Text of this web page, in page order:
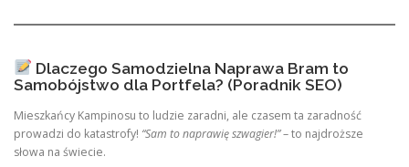
Dlaczego Samodzielna Naprawa Bram to
Samobójstwo dla Portfela? (Poradnik SEO)
Mieszkańcy Kampinosu to ludzie zaradni, ale czasem ta zaradność
prowadzi do katastrofy! “Sam to naprawię szwagier!”– to najdroższe
słowa na świecie.